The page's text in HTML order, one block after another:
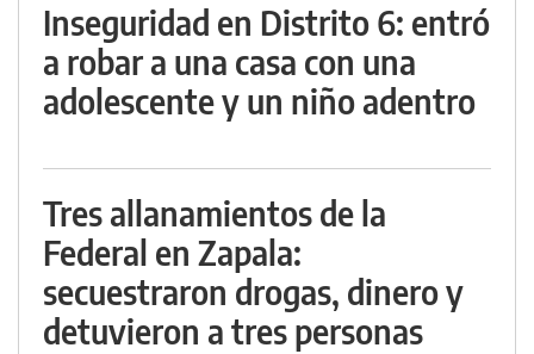
Inseguridad en Distrito 6: entró
a robar a una casa con una
adolescente y un niño adentro
Tres allanamientos de la
Federal en Zapala:
secuestraron drogas, dinero y
detuvieron a tres personas